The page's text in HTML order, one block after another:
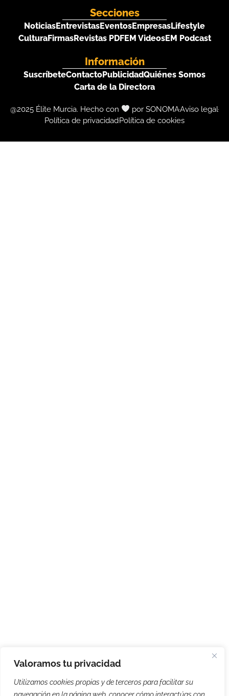
Valoramos tu privacidad
Utilizamos cookies propias y de terceros para facilitar su
Secciones
NoticiasEntrevistasEventosEmpresasLifestyle
CulturaFirmasRevistas PDFEM VideosEM Podcast
Información
SuscríbeteContactoPublicidadQuiénes Somos
Carta de la Directora
@2025 Élite Murcia. Hecho con por SONOMAAviso legal
Política de privacidadPolítica de cookies